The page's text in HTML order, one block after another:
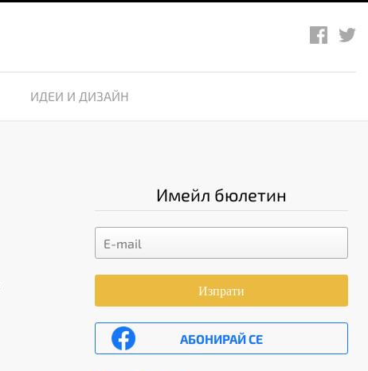
ИДЕИ И ДИЗАЙН
Имейл бюлетин
Изпрати
АБОНИРАЙ СЕ